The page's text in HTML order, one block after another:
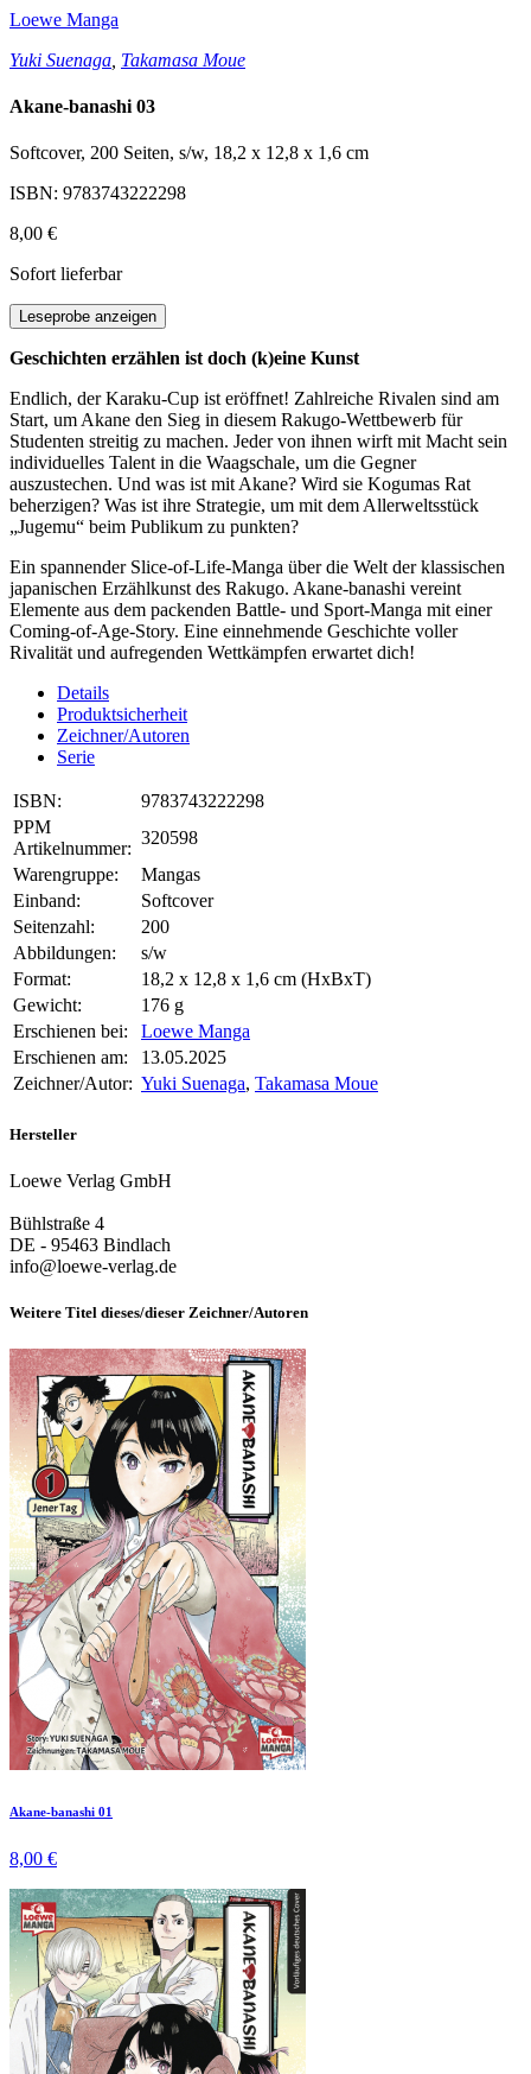
Loewe Manga
Yuki Suenaga Takamasa Moue
Akane-banashi 03
Softcover, 200 Seiten, s/w, 18,2 x 12,8 x 1,6 cm
ISBN: 9783743222298
8,00 €
Sofort lieferbar
Leseprobe anzeigen
Geschichten erzählen ist doch (k)eine Kunst
Endlich, der Karaku-Cup ist eröffnet! Zahlreiche Rivalen sind am
Start, um Akane den Sieg in diesem Rakugo-Wettbewerb für
Studenten streitig zu machen. Jeder von ihnen wirft mit Macht sein
individuelles Talent in die Waagschale, um die Gegner
auszustechen. Und was ist mit Akane? Wird sie Kogumas Rat
beherzigen? Was ist ihre Strategie, um mit dem Allerweltsstück
„Jugemu“ beim Publikum zu punkten?
Ein spannender Slice-of-Life-Manga über die Welt der klassischen
japanischen Erzählkunst des Rakugo. Akane-banashi vereint
Elemente aus dem packenden Battle- und Sport-Manga mit einer
Coming-of-Age-Story. Eine einnehmende Geschichte voller
Rivalität und aufregenden Wettkämpfen erwartet dich!
Details
Produktsicherheit
Zeichner/Autoren
Serie
ISBN:
9783743222298
PPM
Artikelnummer:
320598
Warengruppe:
Mangas
Einband:
Softcover
Seitenzahl:
200
Abbildungen:
s/w
Format:
18,2 x 12,8 x 1,6 cm (HxBxT)
Gewicht:
176 g
Erschienen bei:
Loewe Manga
Erschienen am:
13.05.2025
Zeichner/Autor: Yuki Suenaga, Takamasa Moue
Hersteller
Loewe Verlag GmbH
Bühlstraße 4
DE - 95463 Bindlach
info@loewe-verlag.de
Weitere Titel dieses/dieser Zeichner/Autoren
Akane-banashi 01
8,00 €